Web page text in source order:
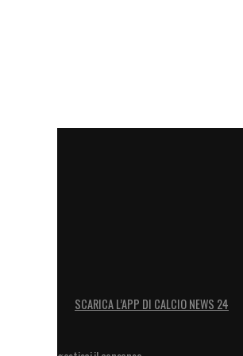
SCARICA L’APP DI CALCIO NEWS 24